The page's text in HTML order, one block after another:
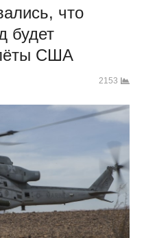
что
будет
США
2153